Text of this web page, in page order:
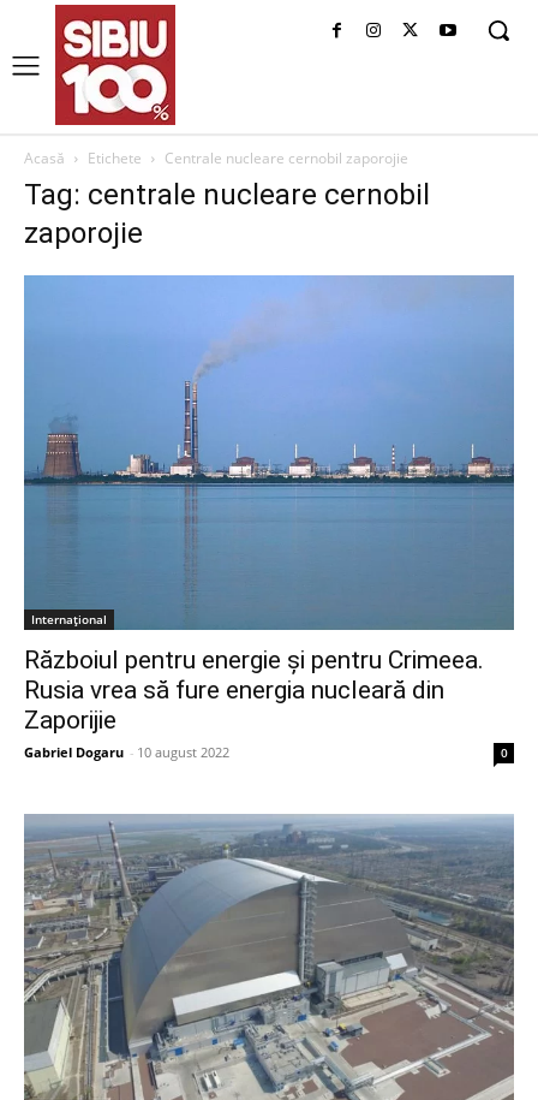
Acasă Etichete Centrale nucleare cernobil zaporojie
Tag: centrale nucleare cernobil
zaporojie
Internațional
Războiul pentru energie și pentru Crimeea.
Rusia vrea să fure energia nucleară din
Zaporijie
Gabriel Dogaru - 10 august 2022 0